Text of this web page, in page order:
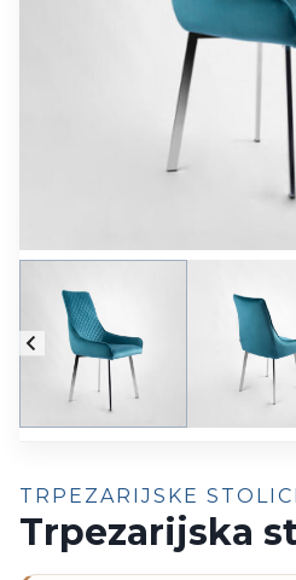
TRPEZARIJSKE
Trpezarijska